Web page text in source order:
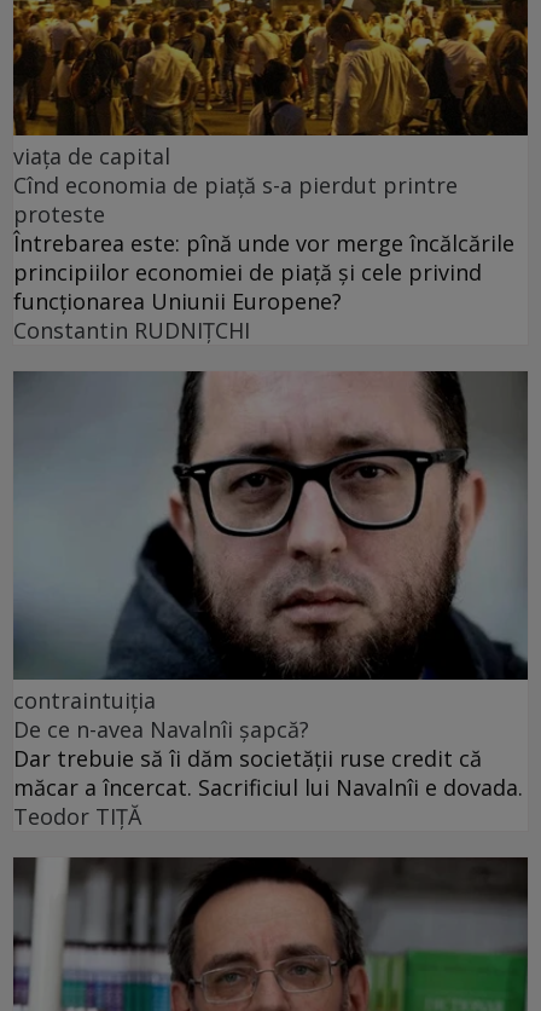
viața de capital
Cînd economia de piață s-a pierdut printre
proteste
Întrebarea este: pînă unde vor merge încălcările
principiilor economiei de piață și cele privind
funcționarea Uniunii Europene?
Constantin RUDNIŢCHI
contraintuiția
De ce n-avea Navalnîi șapcă?
Dar trebuie să îi dăm societății ruse credit că
măcar a încercat. Sacrificiul lui Navalnîi e dovada.
Teodor TIŢĂ